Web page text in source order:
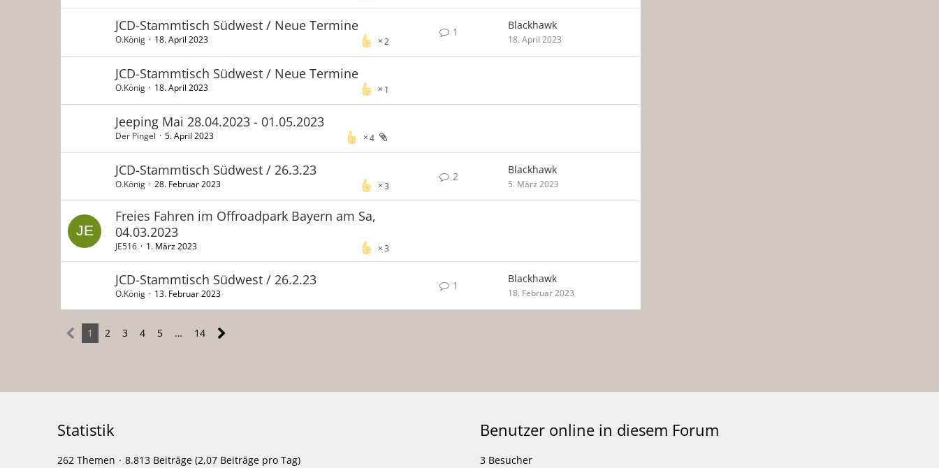
JCD-Stammtisch Südwest / Neue Termine
2
O.König 18. April 2023
1
Blackhawk
18. April 2023
JCD-Stammtisch Südwest / Neue Termine
1
O.König 18. April 2023
Jeeping Mai 28.04.2023 - 01.05.2023
4
Der Pingel 5. April 2023
JCD-Stammtisch Südwest / 26.3.23
3
O.König 28. Februar 2023
2
Blackhawk
5. März 2023
Freies Fahren im Offroadpark Bayern am Sa,
04.03.2023
3
JE516 1. März 2023
JCD-Stammtisch Südwest / 26.2.23
O.König 13. Februar 2023
1
Blackhawk
18. Februar 2023
1 2 3 4 5 … 14
Statistik
262 Themen 8.813 Beiträge (2,07 Beiträge pro Tag)
Benutzer online in diesem Forum
3 Besucher